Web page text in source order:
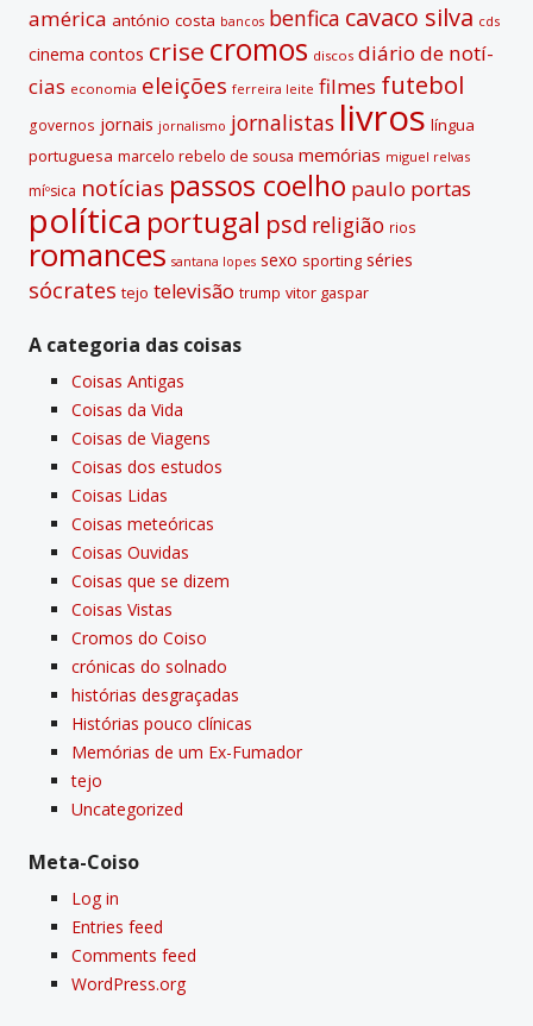
américa antónio costa bancos benfica cavaco silva cds
cinema contos crise cromos discos diário de notí­
cias economia eleições ferreira leite filmes futebol
governos jornais jornalismo jornalistas livros lí­ngua
portuguesa marcelo rebelo de sousa memórias miguel relvas
míºsica notí­cias passos coelho paulo portas
polí­tica portugal psd religião rios
romances santana lopes sexo sporting séries
sócrates tejo televisão trump vitor gaspar
A categoria das coisas
Coisas Antigas
Coisas da Vida
Coisas de Viagens
Coisas dos estudos
Coisas Lidas
Coisas meteóricas
Coisas Ouvidas
Coisas que se dizem
Coisas Vistas
Cromos do Coiso
crónicas do solnado
histórias desgraçadas
Histórias pouco clí­nicas
Memórias de um Ex-Fumador
tejo
Uncategorized
Meta-Coiso
Log in
Entries feed
Comments feed
WordPress.org